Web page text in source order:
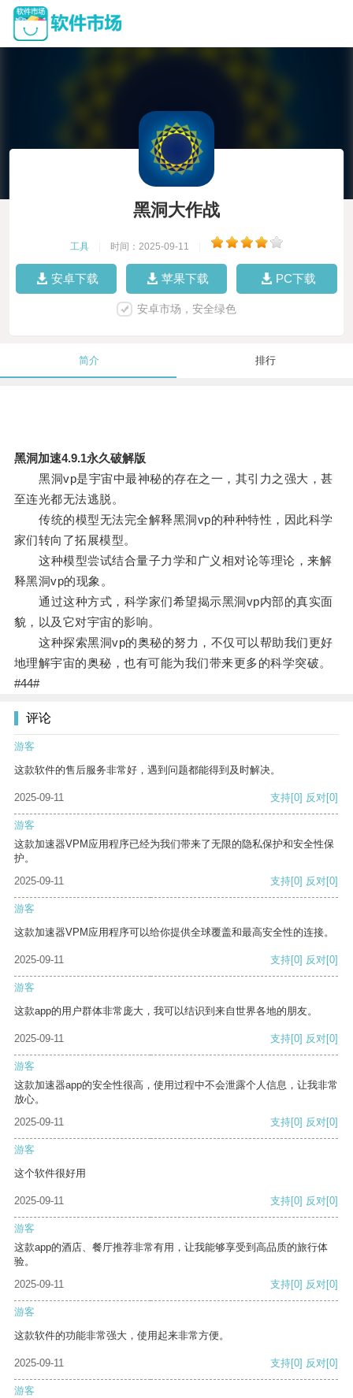
黑洞大作战
工具 时间：2025-09-11
安卓下载 苹果下载 PC下载
安卓市场，安全绿色
简介 排行
黑洞加速4.9.1永久破解版
黑洞vp是宇宙中最神秘的存在之一，其引力之强大，甚
至连光都无法逃脱。
传统的模型无法完全解释黑洞vp的种种特性，因此科学
家们转向了拓展模型。
这种模型尝试结合量子力学和广义相对论等理论，来解
释黑洞vp的现象。
通过这种方式，科学家们希望揭示黑洞vp内部的真实面
貌，以及它对宇宙的影响。
这种探索黑洞vp的奥秘的努力，不仅可以帮助我们更好
地理解宇宙的奥秘，也有可能为我们带来更多的科学突破。
#44#
评论
游客
这款软件的售后服务非常好，遇到问题都能得到及时解决。
2025-09-11 支持[0] 反对[0]
游客
这款加速器VPM应用程序已经为我们带来了无限的隐私保护和安全性保
护。
2025-09-11
支持[0] 反对[0]
游客
这款加速器VPM应用程序可以给你提供全球覆盖和最高安全性的连接。
2025-09-11 支持[0] 反对[0]
游客
这款app的用户群体非常庞大，我可以结识到来自世界各地的朋友。
2025-09-11 支持[0] 反对[0]
游客
这款加速器app的安全性很高，使用过程中不会泄露个人信息，让我非常
放心。
2025-09-11
支持[0] 反对[0]
游客
这个软件很好用
2025-09-11 支持[0] 反对[0]
游客
这款app的酒店、餐厅推荐非常有用，让我能够享受到高品质的旅行体
验。
2025-09-11
支持[0] 反对[0]
游客
这款软件的功能非常强大，使用起来非常方便。
2025-09-11 支持[0] 反对[0]
游客